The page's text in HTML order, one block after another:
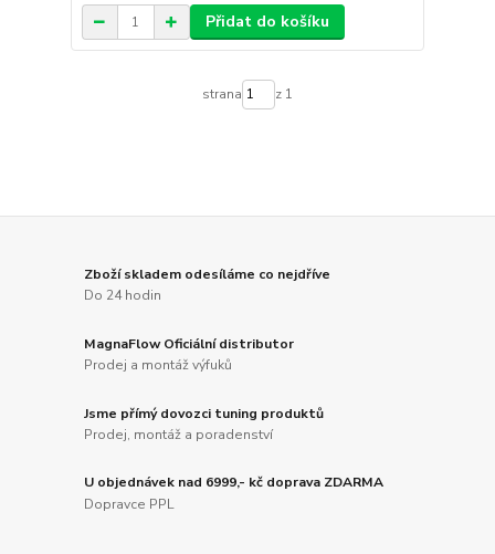
Přidat do košíku
strana z 1
Zboží skladem odesíláme co nejdříve
Do 24 hodin
MagnaFlow Oficiální distributor
Prodej a montáž výfuků
Jsme přímý dovozci tuning produktů
Prodej, montáž a poradenství
U objednávek nad 6999,- kč doprava ZDARMA
Dopravce PPL